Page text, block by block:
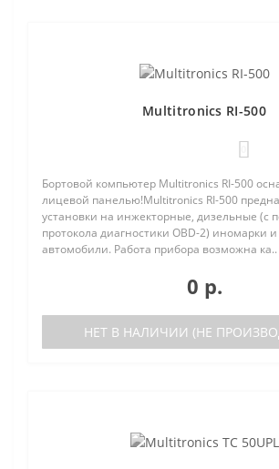
Multitronics RI-500
Бортовой компьютер Multitronics RI-500
лицевой панелью!Multitronics RI-500
установки на инжекторные, дизельные (с
протокола диагностики OBD-2) иномарки
автомобили. Работа прибора возможна ка..
0 р.
НЕТ В НАЛИЧИИ (НЕ